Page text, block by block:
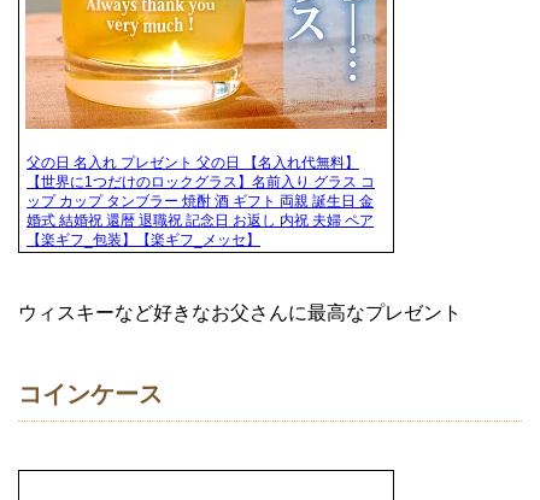
父の日 名入れ プレゼント 父の日 【名入れ代無料】
【世界に1つだけのロックグラス】名前入り グラス コ
ップ カップ タンブラー 焼酎 酒 ギフト 両親 誕生日 金
婚式 結婚祝 還暦 退職祝 記念日 お返し 内祝 夫婦 ペア
【楽ギフ_包装】【楽ギフ_メッセ】
ウィスキーなど好きなお父さんに最高なプレゼント
コインケース